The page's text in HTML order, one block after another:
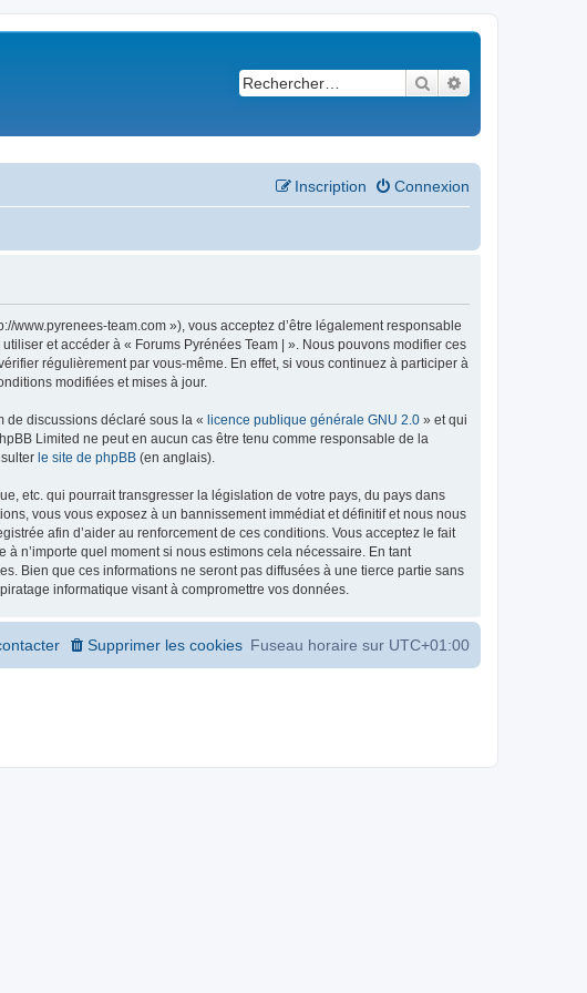
Rechercher
Connexion
Inscription
www.pyrenees-team.com »), vous acceptez d’être légalement responsable
et accéder à « Forums Pyrénées Team | ». Nous pouvons modifier ces
régulièrement par vous-même. En effet, si vous continuez à participer à
modifiées et mises à jour.
de discussions déclaré sous la « licence publique générale GNU 2.0 » et qui
Limited ne peut en aucun cas être tenu comme responsable de la
le site de phpBB (en anglais).
etc. qui pourrait transgresser la législation de votre pays, du pays dans
vous vous exposez à un bannissement immédiat et définitif et nous nous
afin d’aider au renforcement de ces conditions. Vous acceptez le fait
n’importe quel moment si nous estimons cela nécessaire. En tant
Bien que ces informations ne seront pas diffusées à une tierce partie sans
informatique visant à compromettre vos données.
Fuseau horaire sur UTC+01:00
Supprimer les cookies